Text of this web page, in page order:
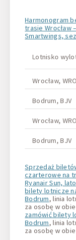
Harmonogram
trasie Wrocław
Smartwings,
Lotnisko
Wrocław, WRO
Bodrum, BJV
Wrocław, WRO
Bodrum, BJV
Sprzedaż
czarterowe na
Ryanair Sun,
bilety lotnicze
Bodrum, linia
za osobę w
zamówić bilety
Bodrum, linia
za osobę w